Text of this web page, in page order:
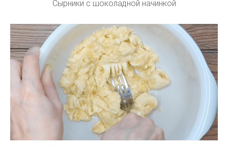
Сырники с шоколадной начинкой